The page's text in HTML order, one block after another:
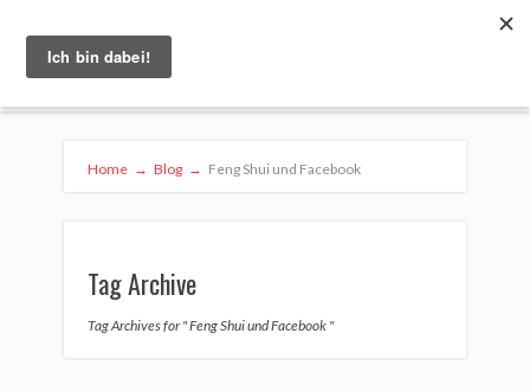
Home → Blog → Feng Shui und Facebook
Tag Archive
Tag Archives for " Feng Shui und Facebook "